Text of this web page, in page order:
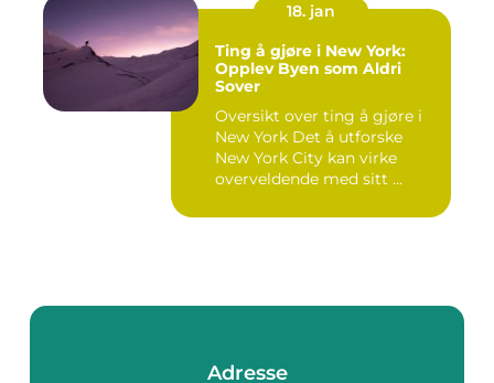
18. jan
Ting å gjøre i New York:
Opplev Byen som Aldri
Sover
Oversikt over ting å gjøre i
New York Det å utforske
New York City kan virke
overveldende med sitt ...
Adresse